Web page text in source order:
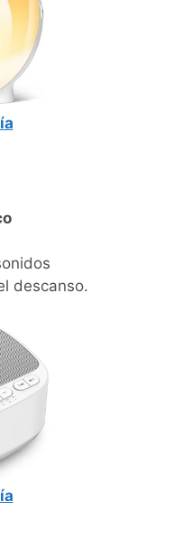
descanso.